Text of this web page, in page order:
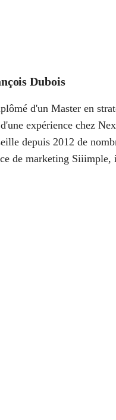
Dubois
d'un Master en
expérience chez
depuis 2012 de
de marketing